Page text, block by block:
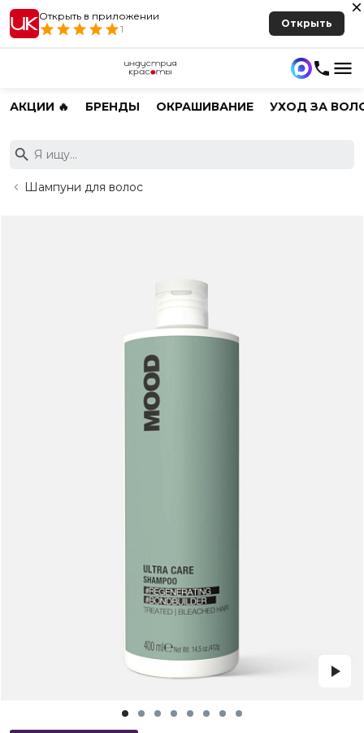
Открыть в приложении
1
Открыть
АКЦИИ 🔥 БРЕНДЫ ОКРАШИВАНИЕ УХОД ЗА
Шампуни для волос